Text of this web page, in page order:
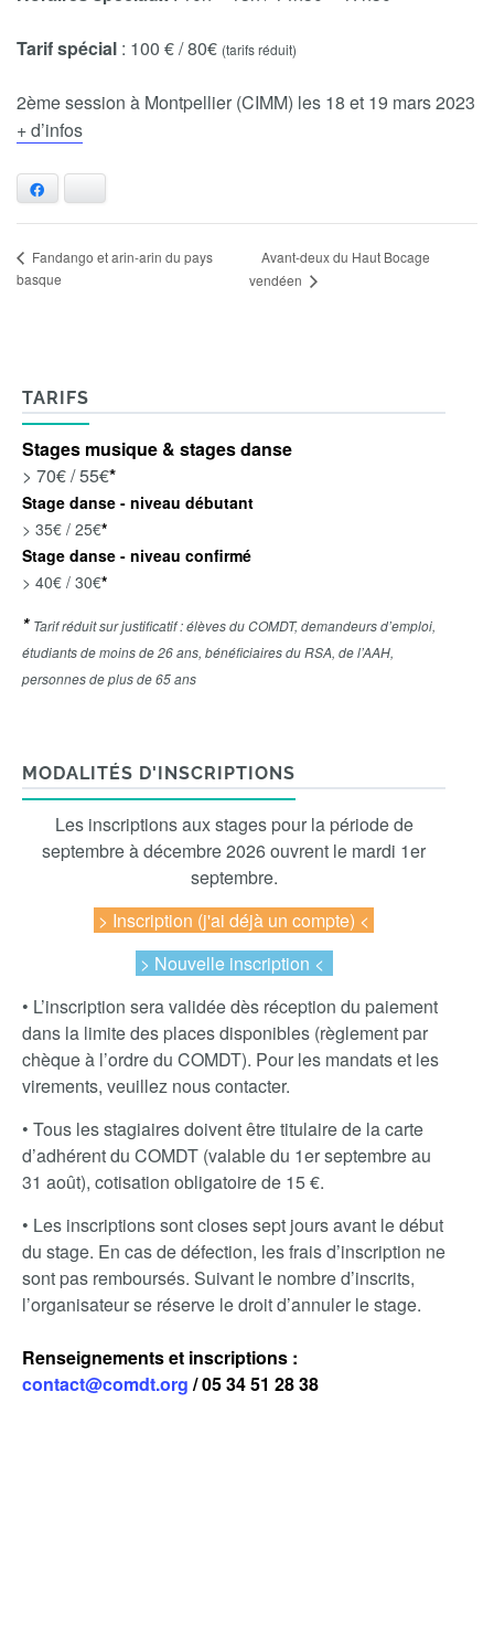
Tarif spécial : 100 € / 80€ (tarifs réduit)
2ème session à Montpellier (CIMM) les 18 et 19 mars 2023
+ d’infos
Fandango et arin-arin du pays
basque
Avant-deux du Haut Bocage
vendéen
TARIFS
Stages musique & stages danse
> 70€ / 55€*
Stage danse - niveau débutant
> 35€ / 25€*
Stage danse - niveau confirmé
> 40€ / 30€*
* Tarif réduit sur justificatif : élèves du COMDT, demandeurs d’emploi,
étudiants de moins de 26 ans, bénéficiaires du RSA, de l’AAH,
personnes de plus de 65 ans
MODALITÉS D'INSCRIPTIONS
Les inscriptions aux stages pour la période de
septembre à décembre 2026 ouvrent le mardi 1er
septembre.
> Inscription (j'ai déjà un compte) <
> Nouvelle inscription <
• L’inscription sera validée dès réception du paiement
dans la limite des places disponibles (règlement par
chèque à l’ordre du COMDT). Pour les mandats et les
virements, veuillez nous contacter.
• Tous les stagiaires doivent être titulaire de la carte
d’adhérent du COMDT (valable du 1er septembre au
31 août), cotisation obligatoire de 15 €.
• Les inscriptions sont closes sept jours avant le début
du stage. En cas de défection, les frais d’inscription ne
sont pas remboursés. Suivant le nombre d’inscrits,
l’organisateur se réserve le droit d’annuler le stage.
Renseignements et inscriptions :
contact@comdt.org / 05 34 51 28 38